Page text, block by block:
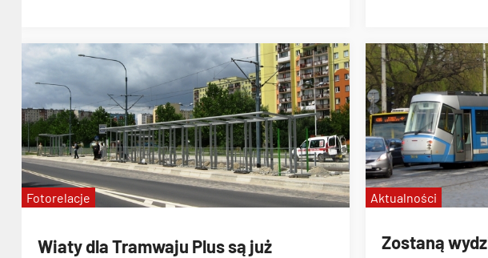
Wiaty dla Tramwaju Plus są już
Fotorelacje
Zostaną
Aktualności